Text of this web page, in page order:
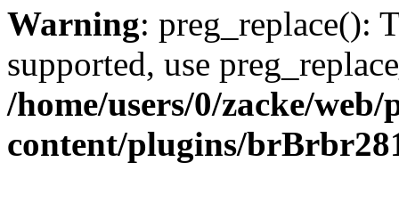
Warning: preg_replace():
supported, use
/home/users/0/zacke/
content/plugins/